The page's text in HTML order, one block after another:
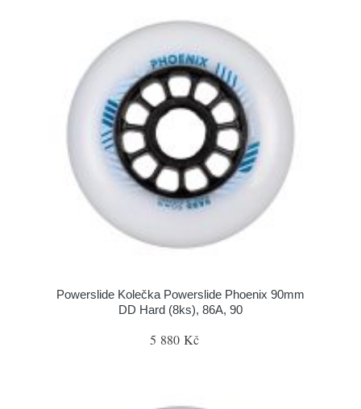
Powerslide Kolečka Powerslide Phoenix 90mm
DD Hard (8ks), 86A, 90
5 880 Kč